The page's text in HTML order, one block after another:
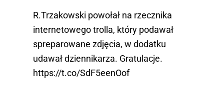
R.Trzakowski powołał na rzecznika
internetowego trolla, który podawał
spreparowane zdjęcia, w dodatku
udawał dziennikarza. Gratulacje.
https://t.co/SdF5eenOof